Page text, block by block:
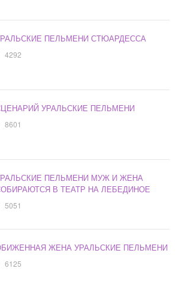
ПЕЛЬМЕНИ СТЮАРДЕССА
4292
УРАЛЬСКИЕ ПЕЛЬМЕНИ
8601
ПЕЛЬМЕНИ МУЖ И ЖЕНА
В ТЕАТР НА ЛЕБЕДИНОЕ
5051
ЖЕНА УРАЛЬСКИЕ ПЕЛЬМЕНИ
6125